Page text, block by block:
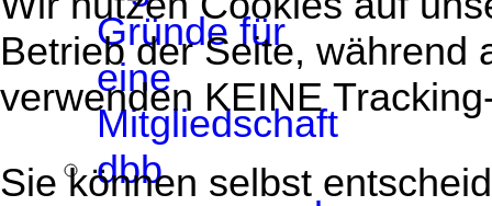
Gründe für
eine
Mitgliedschaft
dbb
Betrieb der Seite, während
verwenden KEINE
Sie können selbst